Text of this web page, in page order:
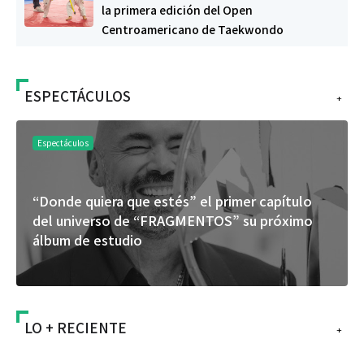
la primera edición del Open
Centroamericano de Taekwondo
+
ESPECTÁCULOS
Espectáculos
“Donde quiera que estés” el primer capítulo
del universo de “FRAGMENTOS” su próximo
álbum de estudio
+
LO + RECIENTE